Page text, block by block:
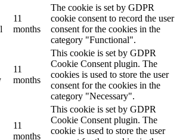
11
months
The cookie is set by GDPR
cookie consent to record the user
consent for the cookies in the
category "Functional".
11
months
This cookie is set by GDPR
Cookie Consent plugin. The
cookies is used to store the user
consent for the cookies in the
category "Necessary".
11
months
This cookie is set by GDPR
Cookie Consent plugin. The
cookie is used to store the user